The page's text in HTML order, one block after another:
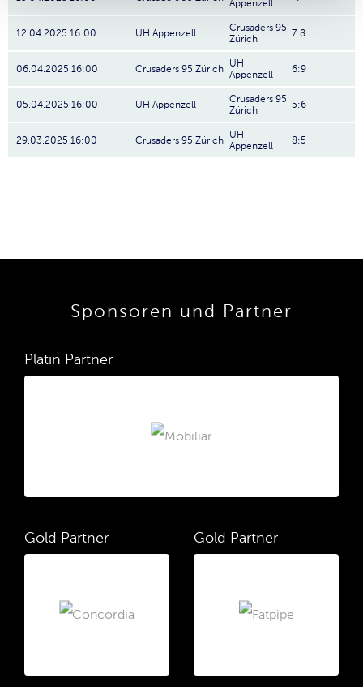
Appenzell
12.04.2025 16:00 UH Appenzell
Crusaders 95
Zürich
7:8
06.04.2025 16:00 Crusaders 95 Zürich UH
Appenzell
6:9
05.04.2025 16:00 UH Appenzell
Crusaders 95
Zürich
5:6
29.03.2025 16:00 Crusaders 95 Zürich UH
Appenzell
8:5
Sponsoren und Partner
Platin Partner
Gold Partner Gold Partner